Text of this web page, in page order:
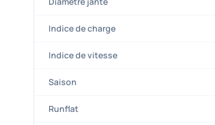
Indice de charge
Indice de vitesse
Saison
Runflat